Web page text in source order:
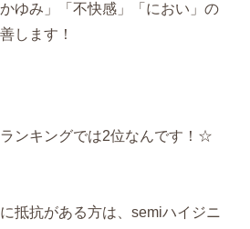
ゆみ」「不快感」「におい」の
します！
ンキングでは2位なんです！☆
抵抗がある方は、semiハイジニ